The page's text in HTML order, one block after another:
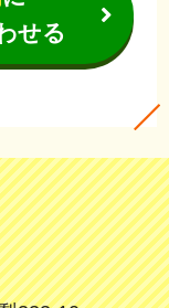
せる